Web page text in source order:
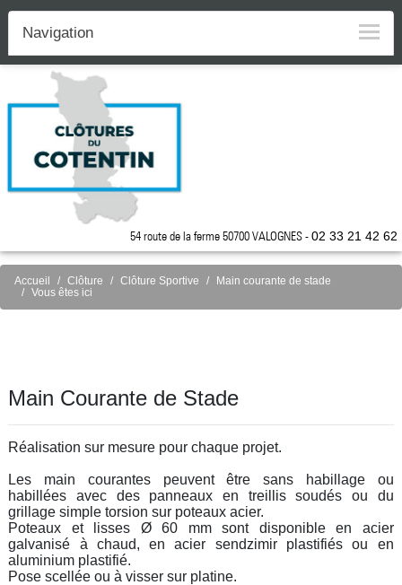
54 route de la ferme 50700 VALOGNES -02 33 21 42 62
Navigation
Accueil Clôture Clôture Sportive
Main courante de stade
Vous êtes ici
Main Courante de Stade
Réalisation sur mesure pour chaque projet.
Les main courantes peuvent être sans habillage ou
habillées avec des panneaux en treillis soudés ou du
grillage simple torsion sur poteaux acier.
Poteaux et lisses Ø 60 mm sont disponible en acier
galvanisé à chaud, en acier sendzimir plastifiés ou en
aluminium plastifié.
Pose scellée ou à visser sur platine.